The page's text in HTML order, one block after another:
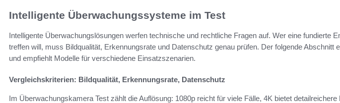
Intelligente Überwachungssysteme im Test
Intelligente Überwachungslösungen werfen technische und rechtliche Fragen auf. Wer eine fundierte
treffen will, muss Bildqualität, Erkennungsrate und Datenschutz genau prüfen. Der folgende Abschnitt
und empfiehlt Modelle für verschiedene Einsatzszenarien.
Vergleichskriterien: Bildqualität, Erkennungsrate, Datenschutz
Im Überwachungskamera Test zählt die Auflösung: 1080p reicht für viele Fälle, 4K bietet detailreichere